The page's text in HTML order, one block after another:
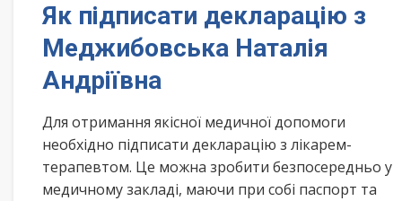
Як підписати декларацію з
Меджибовська Наталія
Андріївна
Для отримання якісної медичної допомоги
необхідно підписати декларацію з лікарем-
терапевтом. Це можна зробити безпосередньо у
медичному закладі, маючи при собі паспорт та